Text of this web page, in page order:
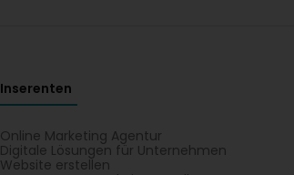
Inserenten
Online Marketing Agentur
Digitale Lösungen für Unternehmen
Website erstellen